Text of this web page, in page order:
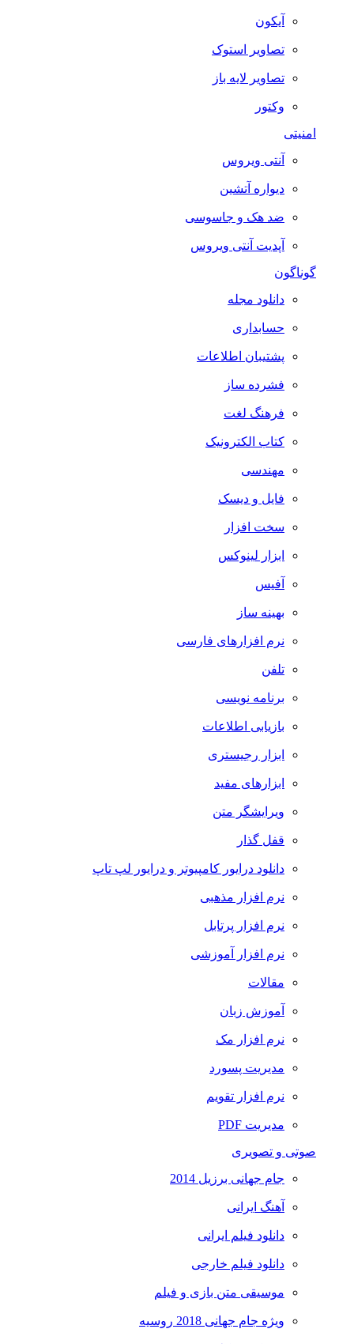
آیکون
تصاویر استوک
تصاویر لایه باز
وکتور
امنیتی
آنتی ویروس
دیواره آتشین
ضد هک و جاسوسی
آپدیت آنتی ویروس
گوناگون
دانلود مجله
حسابداری
پشتیبان اطلاعات
فشرده ساز
فرهنگ لغت
کتاب الکترونیک
مهندسی
فایل و دیسک
سخت افزار
ابزار لینوکس
آفیس
بهینه ساز
نرم افزارهای فارسی
تلفن
برنامه نویسی
بازیابی اطلاعات
ابزار رجیستری
ابزارهای مفید
ویرایشگر متن
قفل گذار
دانلود درایور کامپیوتر و درایور لپ تاپ
نرم افزار مذهبی
نرم افزار پرتابل
نرم افزار آموزشی
مقالات
آموزش زبان
نرم افزار مک
مدیریت پسورد
نرم افزار تقویم
مدیریت PDF
صوتی و تصویری
جام جهانی برزیل 2014
آهنگ ایرانی
دانلود فیلم ایرانی
دانلود فیلم خارجی
موسیقی متن بازی و فیلم
ویژه جام جهانی 2018 روسیه